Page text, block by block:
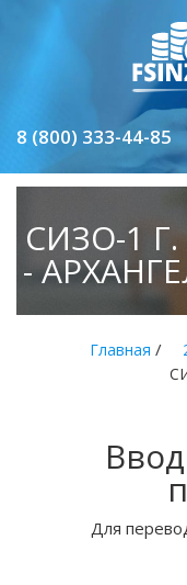
8 (800) 333-44-85
СИЗО-1
-
Главная /
Для